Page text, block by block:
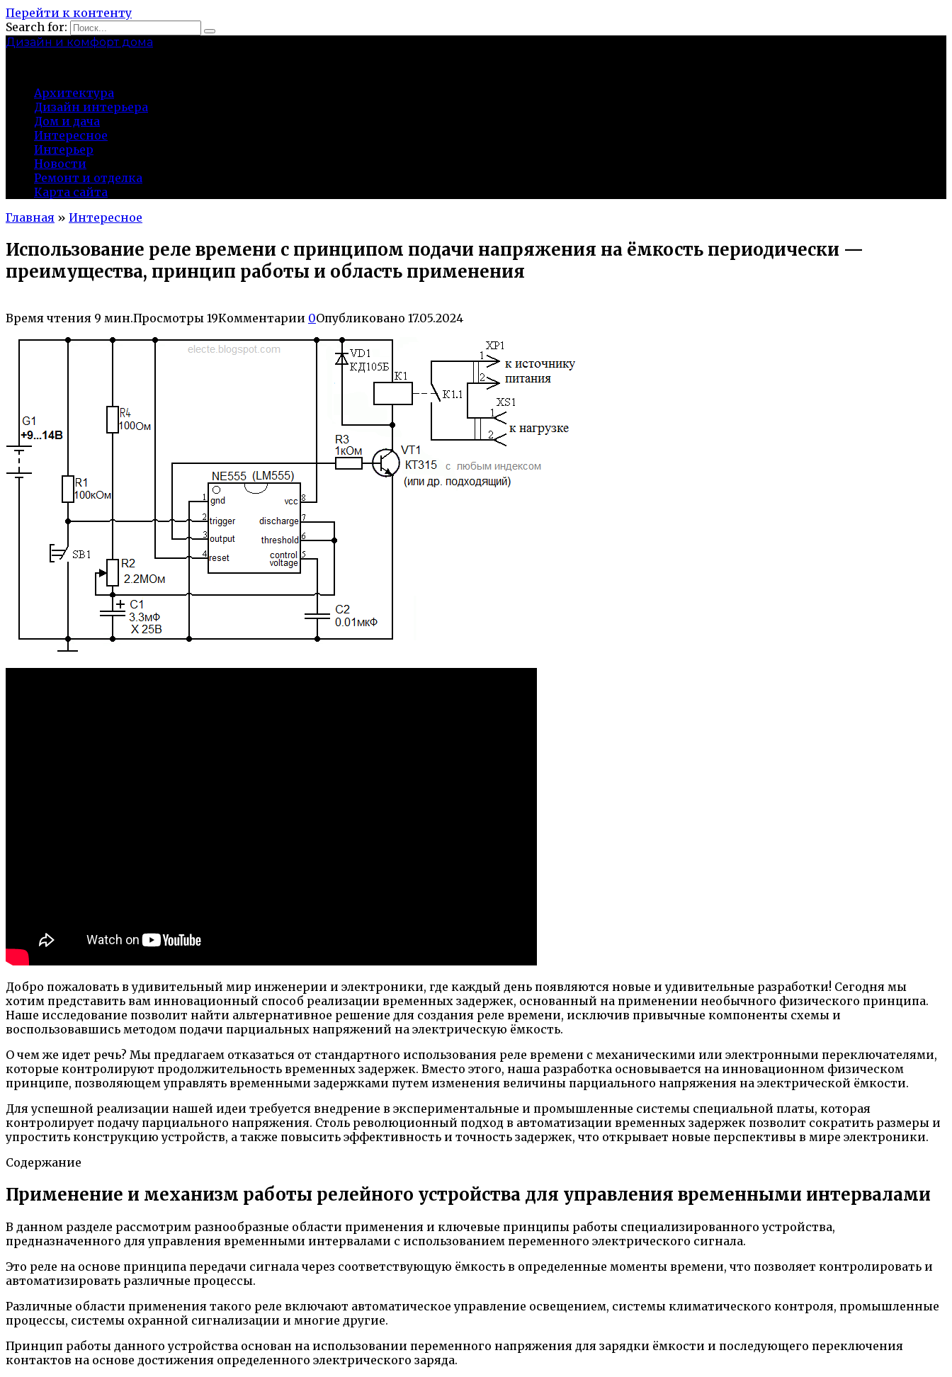
Перейти к контенту
Search for:
Дизайн и комфорт дома
Архитектура
Дизайн интерьера
Дом и дача
Интересное
Интерьер
Новости
Ремонт и отделка
Карта сайта
Главная » Интересное
Использование реле времени с принципом подачи напряжения на ёмкость периодически —
преимущества, принцип работы и область применения
Время чтения 9 мин.Просмотры 19Комментарии 0Опубликовано 17.05.2024
Добро пожаловать в удивительный мир инженерии и электроники, где каждый день появляются новые и удивительные разработки! Сегодня мы
хотим представить вам инновационный способ реализации временных задержек, основанный на применении необычного физического принципа.
Наше исследование позволит найти альтернативное решение для создания реле времени, исключив привычные компоненты схемы и
воспользовавшись методом подачи парциальных напряжений на электрическую ёмкость.
О чем же идет речь? Мы предлагаем отказаться от стандартного использования реле времени с механическими или электронными переключателями,
которые контролируют продолжительность временных задержек. Вместо этого, наша разработка основывается на инновационном физическом
принципе, позволяющем управлять временными задержками путем изменения величины парциального напряжения на электрической ёмкости.
Для успешной реализации нашей идеи требуется внедрение в экспериментальные и промышленные системы специальной платы, которая
контролирует подачу парциального напряжения. Столь революционный подход в автоматизации временных задержек позволит сократить размеры и
упростить конструкцию устройств, а также повысить эффективность и точность задержек, что открывает новые перспективы в мире электроники.
Содержание
Применение и механизм работы релейного устройства для управления временными интервалами
В данном разделе рассмотрим разнообразные области применения и ключевые принципы работы специализированного устройства,
предназначенного для управления временными интервалами с использованием переменного электрического сигнала.
Это реле на основе принципа передачи сигнала через соответствующую ёмкость в определенные моменты времени, что позволяет контролировать и
автоматизировать различные процессы.
Различные области применения такого реле включают автоматическое управление освещением, системы климатического контроля, промышленные
процессы, системы охранной сигнализации и многие другие.
Принцип работы данного устройства основан на использовании переменного напряжения для зарядки ёмкости и последующего переключения
контактов на основе достижения определенного электрического заряда.